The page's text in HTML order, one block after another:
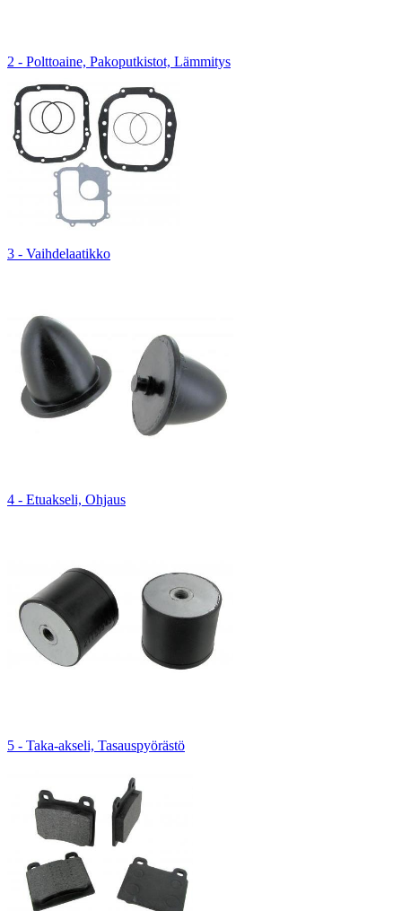
2 - Polttoaine, Pakoputkistot, Lämmitys
3 - Vaihdelaatikko
4 - Etuakseli, Ohjaus
5 - Taka-akseli, Tasauspyörästö